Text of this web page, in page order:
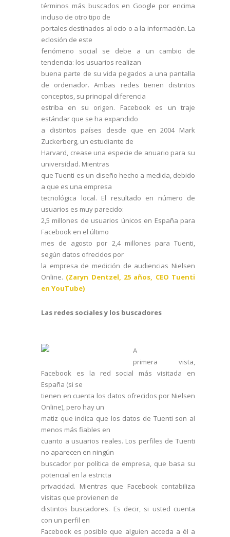
términos más buscados en Google por encima
incluso de otro tipo de
portales destinados al ocio o a la información. La
eclosión de este
fenómeno social se debe a un cambio de
tendencia: los usuarios realizan
buena parte de su vida pegados a una pantalla
de ordenador. Ambas redes tienen distintos
conceptos, su principal diferencia
estriba en su origen. Facebook es un traje
estándar que se ha expandido
a distintos países desde que en 2004 Mark
Zuckerberg, un estudiante de
Harvard, crease una especie de anuario para su
universidad. Mientras
que Tuenti es un diseño hecho a medida, debido
a que es una empresa
tecnológica local. El resultado en número de
usuarios es muy parecido:
2,5 millones de usuarios únicos en España para
Facebook en el último
mes de agosto por 2,4 millones para Tuenti,
según datos ofrecidos por
la empresa de medición de audiencias Nielsen
Online. (Zaryn Dentzel, 25 años, CEO Tuenti
en YouTube)
Las redes sociales y los buscadores
A
primera vista,
Facebook es la red social más visitada en
España (si se
tienen en cuenta los datos ofrecidos por Nielsen
Online), pero hay un
matiz que indica que los datos de Tuenti son al
menos más fiables en
cuanto a usuarios reales. Los perfiles de Tuenti
no aparecen en ningún
buscador por política de empresa, que basa su
potencial en la estricta
privacidad. Mientras que Facebook contabiliza
visitas que provienen de
distintos buscadores. Es decir, si usted cuenta
con un perfil en
Facebook es posible que alguien acceda a él a